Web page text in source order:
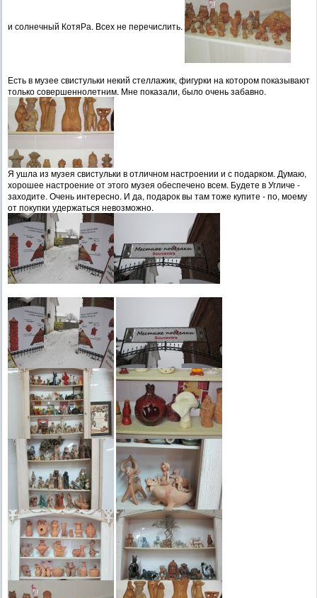
и солнечный КотяРа. Всех не перечислить.
Есть в музее свистульки некий стеллажик, фигурки на котором показывают
только совершеннолетним. Мне показали, было очень забавно.
Я ушла из музея свистульки в отличном настроении и с подарком. Думаю,
хорошее настроение от этого музея обеспечено всем. Будете в Угличе -
заходите. Очень интересно. И да, подарок вы там тоже купите - по, моему
от покупки удержаться невозможно.